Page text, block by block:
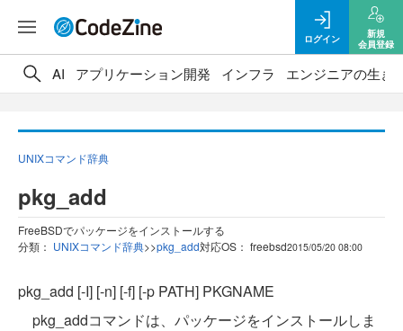
ログイン
新規
会員登録
AI アプリケーション開発 インフラ エンジニアの生き
UNIXコマンド辞典
pkg_add
FreeBSDでパッケージをインストールする
分類： UNIXコマンド辞典>>pkg_add対応OS： freebsd2015/05/20 08:00
pkg_add [-I] [-n] [-f] [-p PATH] PKGNAME
pkg_addコマンドは、パッケージをインストールしま